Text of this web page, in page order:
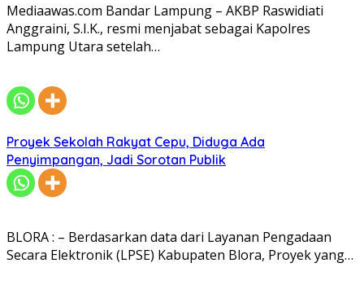
Mediaawas.com Bandar Lampung – AKBP Raswidiati
Anggraini, S.I.K., resmi menjabat sebagai Kapolres
Lampung Utara setelah…
Proyek Sekolah Rakyat Cepu, Diduga Ada
Penyimpangan, Jadi Sorotan Publik
BLORA : – Berdasarkan data dari Layanan Pengadaan
Secara Elektronik (LPSE) Kabupaten Blora, Proyek yang…